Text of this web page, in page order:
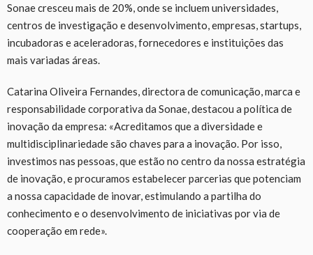
Sonae cresceu mais de 20%, onde se incluem universidades,
centros de investigação e desenvolvimento, empresas, startups,
incubadoras e aceleradoras, fornecedores e instituições das
mais variadas áreas.
Catarina Oliveira Fernandes, directora de comunicação, marca e
responsabilidade corporativa da Sonae, destacou a política de
inovação da empresa: «Acreditamos que a diversidade e
multidisciplinariedade são chaves para a inovação. Por isso,
investimos nas pessoas, que estão no centro da nossa estratégia
de inovação, e procuramos estabelecer parcerias que potenciam
a nossa capacidade de inovar, estimulando a partilha do
conhecimento e o desenvolvimento de iniciativas por via de
cooperação em rede».